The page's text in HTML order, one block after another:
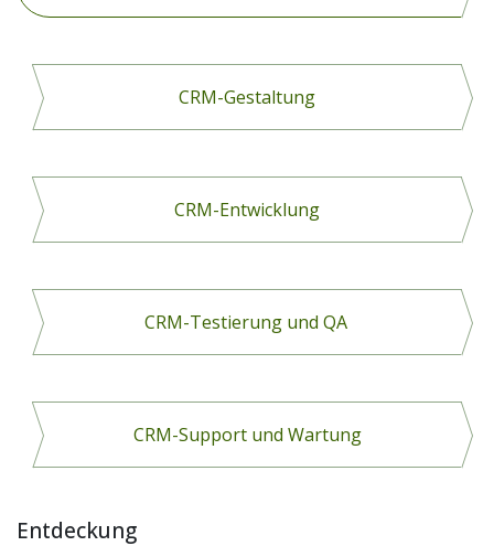
CRM-Gestaltung
CRM-Entwicklung
CRM-Testierung und QA
CRM-Support und Wartung
Entdeckung